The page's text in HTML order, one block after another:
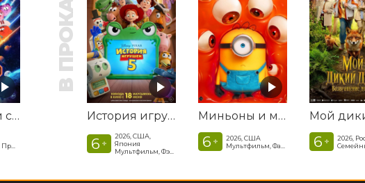
Смешарики сквозь вселенные
В ПРОКАТЕ
История игрушек 5
6 +
2026, США,
Япония
Мультфильм, Фэнтези, Драма, Комедия, Приключения, Семейный
Миньоны и монстры
6 +
2026, США
6 +
2026,